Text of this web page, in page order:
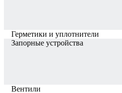
Герметики и уплотнители
Запорные устройства
Вентили